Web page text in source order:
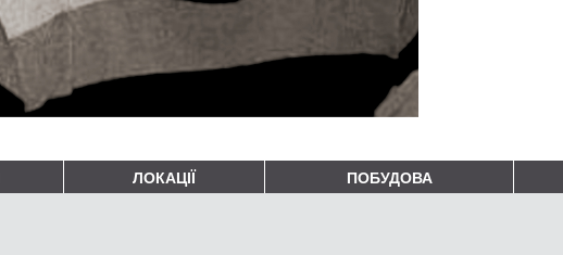
ЛОКАЦІЇ ПОБУДОВА